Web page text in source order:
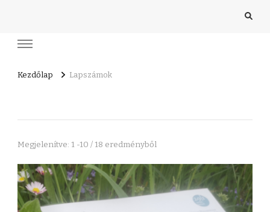
Kezdőlap Lapszámok
Megjelenítve: 1 -10 / 18 eredményből